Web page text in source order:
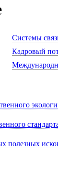
Системы
Кадровый
полезных